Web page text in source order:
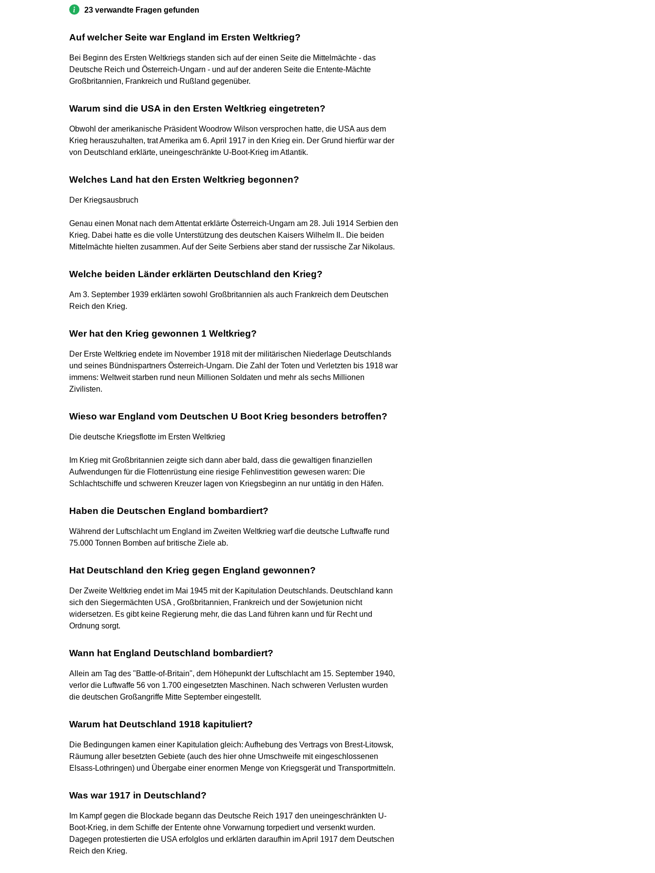
23 verwandte Fragen gefunden
Auf welcher Seite war England im Ersten Weltkrieg?
Bei Beginn des Ersten Weltkriegs standen sich auf der einen Seite die Mittelmächte - das
Deutsche Reich und Österreich-Ungarn - und auf der anderen Seite die Entente-Mächte
Großbritannien, Frankreich und Rußland gegenüber.
Warum sind die USA in den Ersten Weltkrieg eingetreten?
Obwohl der amerikanische Präsident Woodrow Wilson versprochen hatte, die USA aus dem
Krieg herauszuhalten, trat Amerika am 6. April 1917 in den Krieg ein. Der Grund hierfür war der
von Deutschland erklärte, uneingeschränkte U-Boot-Krieg im Atlantik.
Welches Land hat den Ersten Weltkrieg begonnen?
Der Kriegsausbruch
Genau einen Monat nach dem Attentat erklärte Österreich-Ungarn am 28. Juli 1914 Serbien den
Krieg. Dabei hatte es die volle Unterstützung des deutschen Kaisers Wilhelm II.. Die beiden
Mittelmächte hielten zusammen. Auf der Seite Serbiens aber stand der russische Zar Nikolaus.
Welche beiden Länder erklärten Deutschland den Krieg?
Am 3. September 1939 erklärten sowohl Großbritannien als auch Frankreich dem Deutschen
Reich den Krieg.
Wer hat den Krieg gewonnen 1 Weltkrieg?
Der Erste Weltkrieg endete im November 1918 mit der militärischen Niederlage Deutschlands
und seines Bündnispartners Österreich-Ungarn. Die Zahl der Toten und Verletzten bis 1918 war
immens: Weltweit starben rund neun Millionen Soldaten und mehr als sechs Millionen
Zivilisten.
Wieso war England vom Deutschen U Boot Krieg besonders betroffen?
Die deutsche Kriegsflotte im Ersten Weltkrieg
Im Krieg mit Großbritannien zeigte sich dann aber bald, dass die gewaltigen finanziellen
Aufwendungen für die Flottenrüstung eine riesige Fehlinvestition gewesen waren: Die
Schlachtschiffe und schweren Kreuzer lagen von Kriegsbeginn an nur untätig in den Häfen.
Haben die Deutschen England bombardiert?
Während der Luftschlacht um England im Zweiten Weltkrieg warf die deutsche Luftwaffe rund
75.000 Tonnen Bomben auf britische Ziele ab.
Hat Deutschland den Krieg gegen England gewonnen?
Der Zweite Weltkrieg endet im Mai 1945 mit der Kapitulation Deutschlands. Deutschland kann
sich den Siegermächten USA , Großbritannien, Frankreich und der Sowjetunion nicht
widersetzen. Es gibt keine Regierung mehr, die das Land führen kann und für Recht und
Ordnung sorgt.
Wann hat England Deutschland bombardiert?
Allein am Tag des "Battle-of-Britain", dem Höhepunkt der Luftschlacht am 15. September 1940,
verlor die Luftwaffe 56 von 1.700 eingesetzten Maschinen. Nach schweren Verlusten wurden
die deutschen Großangriffe Mitte September eingestellt.
Warum hat Deutschland 1918 kapituliert?
Die Bedingungen kamen einer Kapitulation gleich: Aufhebung des Vertrags von Brest-Litowsk,
Räumung aller besetzten Gebiete (auch des hier ohne Umschweife mit eingeschlossenen
Elsass-Lothringen) und Übergabe einer enormen Menge von Kriegsgerät und Transportmitteln.
Was war 1917 in Deutschland?
Im Kampf gegen die Blockade begann das Deutsche Reich 1917 den uneingeschränkten U-
Boot-Krieg, in dem Schiffe der Entente ohne Vorwarnung torpediert und versenkt wurden.
Dagegen protestierten die USA erfolglos und erklärten daraufhin im April 1917 dem Deutschen
Reich den Krieg.